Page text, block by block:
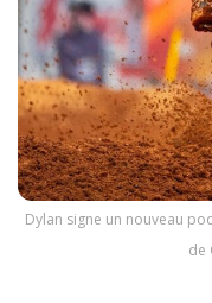
Dylan signe un nouveau
de